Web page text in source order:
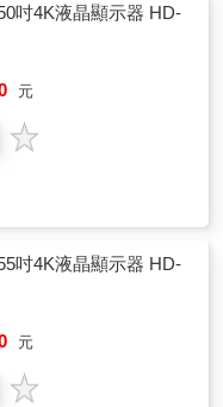
吋4K液晶顯示器 HD-
元
吋4K液晶顯示器 HD-
元